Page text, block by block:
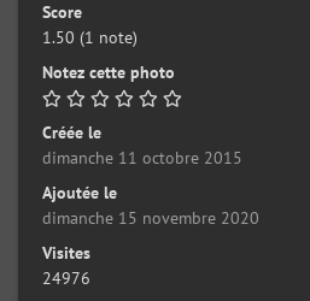
Score
1.50 (1 note)
Notez cette photo
Créée le
dimanche 11 octobre 2015
Ajoutée le
dimanche 15 novembre 2020
Visites
24976